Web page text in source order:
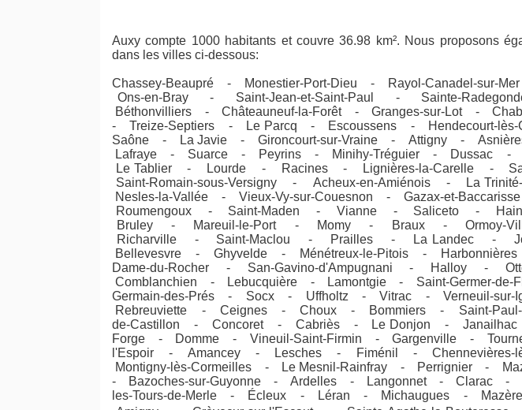
Auxy compte 1000 habitants et couvre 36.98 km². Nous proposons
dans les villes ci-dessous:
Chassey-Beaupré - Monestier-Port-Dieu - Rayol-Canadel-
Ons-en-Bray - Saint-Jean-et-Saint-Paul - Sainte-
Béthonvilliers - Châteauneuf-la-Forêt - Granges-sur-Lot -
- Treize-Septiers - Le Parcq - Escoussens - Hendecourt-lès-
Saône - La Javie - Gironcourt-sur-Vraine - Attigny -
Lafraye - Suarce - Peyrins - Minihy-Tréguier - Dussac -
Le Tablier - Lourde - Racines - Lignières-la-Carelle -
Saint-Romain-sous-Versigny - Acheux-en-Amiénois - La
Nesles-la-Vallée - Vieux-Vy-sur-Couesnon - Gazax-et-
Roumengoux - Saint-Maden - Vianne - Saliceto -
Bruley - Mareuil-le-Port - Momy - Braux - Ormoy-
Richarville - Saint-Maclou - Prailles - La Landec -
Bellevesvre - Ghyvelde - Ménétreux-le-Pitois -
Dame-du-Rocher - San-Gavino-d'Ampugnani - Halloy -
Comblanchien - Lebucquière - Lamontgie - Saint-Germer-
Germain-des-Prés - Socx - Uffholtz - Vitrac - Verneuil-sur-
Rebreuviette - Ceignes - Choux - Bommiers - Saint-Paul-
de-Castillon - Concoret - Cabriès - Le Donjon -
Forge - Domme - Vineuil-Saint-Firmin - Gargenville -
l'Espoir - Amancey - Lesches - Fiménil - Chennevières-
Montigny-lès-Cormeilles - Le Mesnil-Rainfray - Perrignier -
- Bazoches-sur-Guyonne - Ardelles - Langonnet - Clarac -
les-Tours-de-Merle - Écleux - Léran - Michaugues -